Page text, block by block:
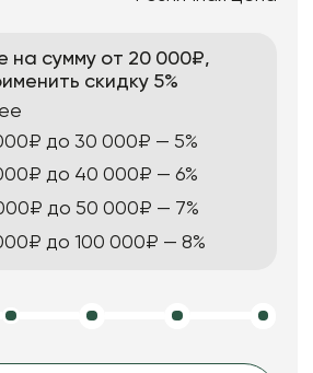
на сумму от 20 000₽,
скидку 5%
до 30 000₽ — 5%
до 40 000₽ — 6%
до 50 000₽ — 7%
до 100 000₽ — 8%